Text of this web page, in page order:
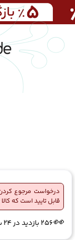
درخواست مرجوع
قابل تایید است که🔥2 فروش در هفته گذشته
👀256 بازدید در ۲۴ ساعت گذشته